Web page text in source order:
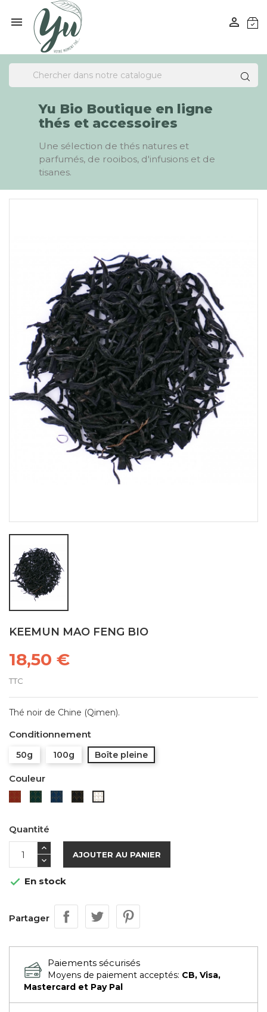
 
Yu Bio Boutique en ligne
thés et accessoires
Une sélection de thés natures et
parfumés, de rooibos, d'infusions et de
tisanes.
KEEMUN MAO FENG BIO
18,50 €
TTC
Thé noir de Chine (Qimen).
Conditionnement
50g 100g Boîte pleine
Couleur
RougeVerteBleueNoireBlanche
Quantité
AJOUTER AU PANIER
 En stock
Partager
Paiements sécurisés
Moyens de paiement acceptés: CB, Visa,
Mastercard et Pay Pal